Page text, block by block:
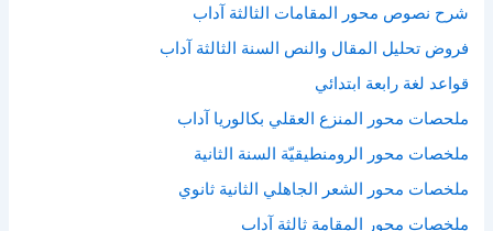
شرح نصوص محور المقامات الثالثة آداب
فروض تحليل المقال والنص السنة الثالثة آداب
قواعد لغة رابعة ابتدائي
ملحصات محور المنزع العقلي بكالوريا آداب
ملخصات محور الرومنطيقيّة السنة الثانية
ملخصات محور الشعر الجاهلي الثانية ثانوي
ملخصات محور المقامة ثالثة آداب